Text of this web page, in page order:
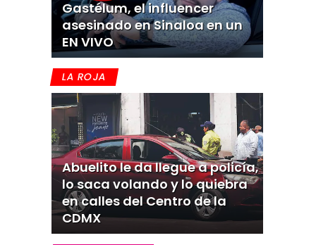
Gastélum, el influencer
asesinado en Sinaloa en un
EN VIVO
LA ROJA
Abuelito le da llegue a policía,
lo saca volando y lo quiebra
en calles del Centro de la
CDMX